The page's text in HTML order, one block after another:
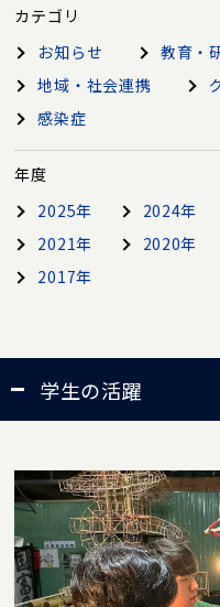
カテゴリ
お知らせ
教育・
地域・社会連携
感染症
年度
2025年
2024年
2021年
2020年
2017年
学生の活躍